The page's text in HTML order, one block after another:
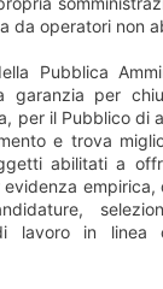
da operatori non
Pubblica
garanzia per
per il Pubblico di
e trova
abilitati a
empirica,
di lavoro in